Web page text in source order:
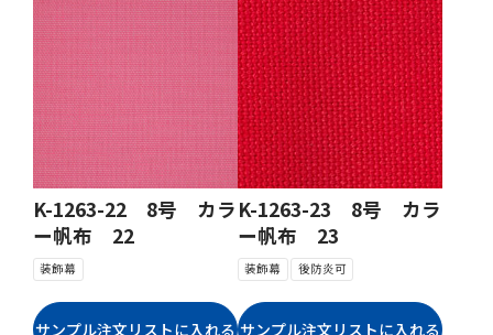
K-1263-22 8号 カラ
ー帆布 22
装飾幕
K-1263-23 8号 カラ
ー帆布 23
装飾幕 後防炎可